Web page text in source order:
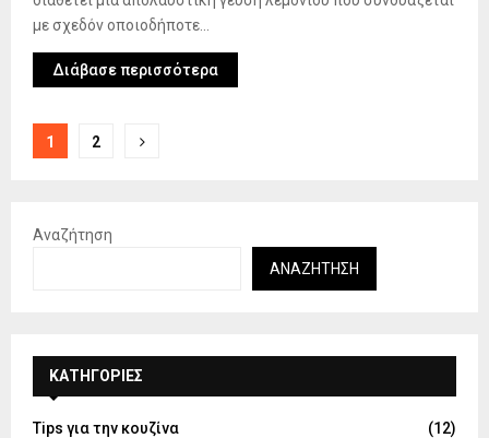
με σχεδόν οποιοδήποτε...
Διάβασε περισσότερα
Σελιδοποίηση
1 2
Αναζήτηση
ΑΝΑΖΉΤΗΣΗ
KΑΤΗΓΟΡΊΕΣ
Tips για την κουζίνα
(12)